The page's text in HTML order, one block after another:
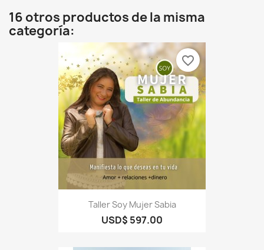
16 otros productos de la misma
categoría:
Taller Soy Mujer Sabia
USD$ 597.00
favorite_border